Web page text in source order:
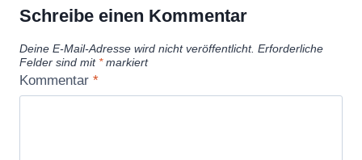
Schreibe einen Kommentar
Deine E-Mail-Adresse wird nicht veröffentlicht. Erforderliche
Felder sind mit *markiert
Kommentar *